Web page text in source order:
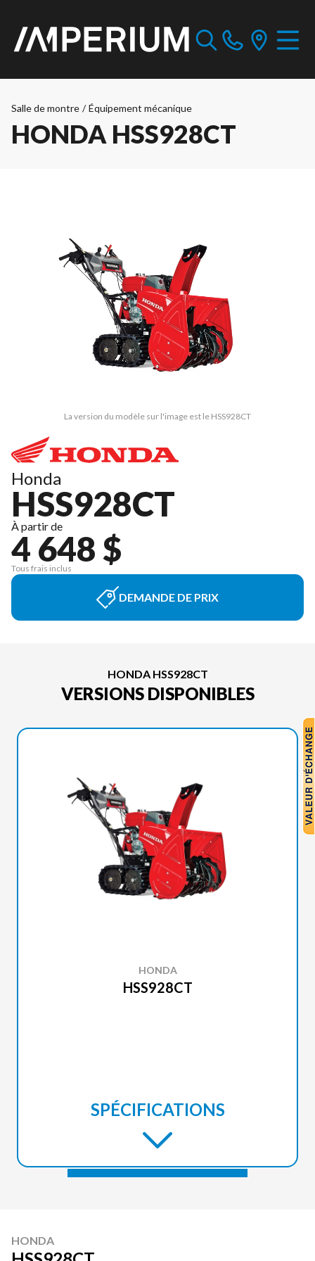
Salle de montre / Équipement mécanique
HONDA HSS928CT
La version du modèle sur l'image est le HSS928CT
Honda
HSS928CT
À partir de
4 648 $
Tous frais inclus
DEMANDE DE PRIX
HONDA HSS928CT
VERSIONS DISPONIBLES
HONDA
HSS928CT
SPÉCIFICATIONS
HONDA